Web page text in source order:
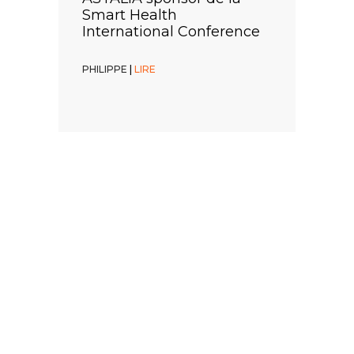
PHILIPPE| LIRE
PHILIPPE| LIRE
Smart Health
International Conference
PHILIPPE LIRE